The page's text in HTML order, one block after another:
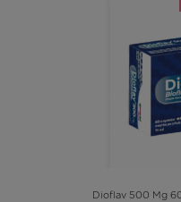
Dioflav 500 Mg